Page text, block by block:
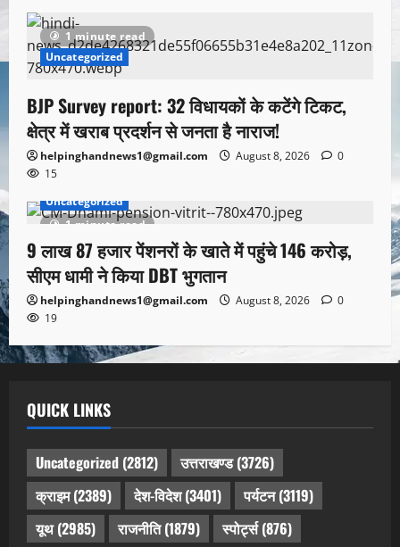
1 minute read
Uncategorized
BJP Survey report: 32 विधायकों के कटेंगे टिकट,
क्षेत्र में खराब प्रदर्शन से जनता है नाराज!
helpinghandnews1@gmail.com August 8, 2026
0
15
1 minute read
Uncategorized
9 लाख 87 हजार पेंशनरों के खाते में पहुंचे 146 करोड़,
सीएम धामी ने किया DBT भुगतान
helpinghandnews1@gmail.com August 8, 2026
0
19
QUICK LINKS
Uncategorized (2812) उत्तराखण्ड(3726)
क्राइम(2389) देश-विदेश(3401) पर्यटन(3119)
यूथ(2985) राजनीति(1879) स्पोर्ट्स(876)